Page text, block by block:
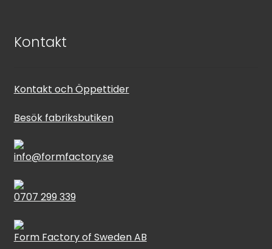
Kontakt
Kontakt och Öppettider
Besök fabriksbutiken
info@formfactory.se
0707 299 339
Form Factory of Sweden AB